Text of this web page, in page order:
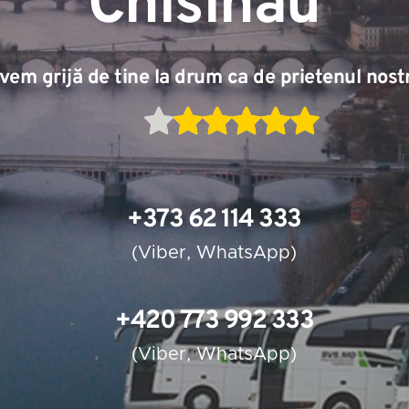
grijă de tine la drum ca de prietenul
+373 62 114 333
(Viber, WhatsApp)
+420 773 992 333
(Viber, WhatsApp)